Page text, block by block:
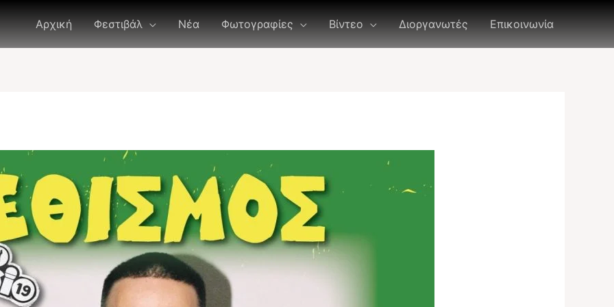
Αρχική Φεστιβάλ Νέα Φωτογραφίες Βίντεο Διοργανωτές Επικοινωνία